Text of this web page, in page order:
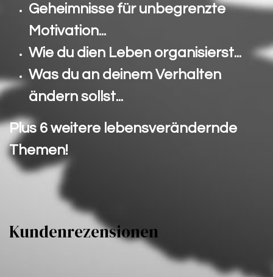
Geheimnisse für unbegrenzte
Motivation...
Wie du dien Leben organisierst...
Was du an deinem Verhalten
ändern sollst...
Plus 6 weitere lebensverändernde
Themen!
Kundenrezensionen